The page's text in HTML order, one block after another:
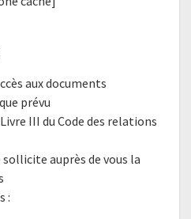
aux documents
prévu
III du Code des relations
auprès de vous la
: